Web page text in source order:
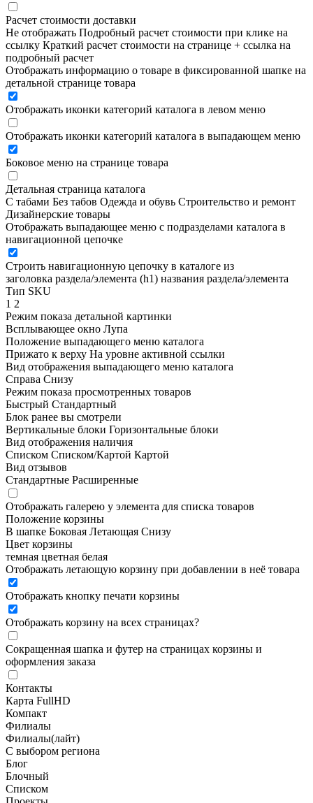
Расчет стоимости доставки
Не отображать Подробный расчет стоимости при клике на
ссылку Краткий расчет стоимости на странице + ссылка на
подробный расчет
Отображать информацию о товаре в фиксированной шапке на
детальной странице товара
Отображать иконки категорий каталога в левом меню
Отображать иконки категорий каталога в выпадающем меню
Боковое меню на странице товара
Детальная страница каталога
С табами Без табов Одежда и обувь Строительство и ремонт
Дизайнерские товары
Отображать выпадающее меню с подразделами каталога в
навигационной цепочке
Строить навигационную цепочку в каталоге из
заголовка раздела/элемента (h1) названия раздела/элемента
Тип SKU
1 2
Режим показа детальной картинки
Всплывающее окно Лупа
Положение выпадающего меню каталога
Прижато к верху На уровне активной ссылки
Вид отображения выпадающего меню каталога
Справа Снизу
Режим показа просмотренных товаров
Быстрый Стандартный
Блок ранее вы смотрели
Вертикальные блоки Горизонтальные блоки
Вид отображения наличия
Списком Списком/Картой Картой
Вид отзывов
Стандартные Расширенные
Отображать галерею у элемента для списка товаров
Положение корзины
В шапке Боковая Летающая Снизу
Цвет корзины
темная цветная белая
Отображать летающую корзину при добавлении в неё товара
Отображать кнопку печати корзины
Отображать корзину на всех страницах?
Сокращенная шапка и футер на страницах корзины и
оформления заказа
Контакты
Карта FullHD
Компакт
Филиалы
Филиалы(лайт)
С выбором региона
Блог
Блочный
Списком